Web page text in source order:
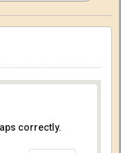
correctly.